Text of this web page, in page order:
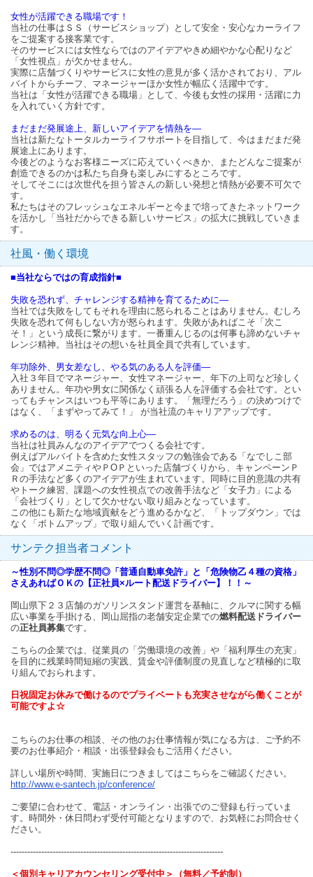
女性が活躍できる職場です！
当社の仕事はＳＳ（サービスショップ）として安全・安心なカーライフ
をご提案する接客業です。
そのサービスには女性ならではのアイデアやきめ細やかな心配りなど
「女性視点」が欠かせません。
実際に店舗づくりやサービスに女性の意見が多く活かされており、アル
バイトからチーフ、マネージャーほか女性が幅広く活躍中です。
当社は「女性が活躍できる職場」として、今後も女性の採用・活躍に力
を入れていく方針です。
まだまだ発展途上、新しいアイデアを情熱を―
当社は新たなトータルカーライフサポートを目指して、今はまだまだ発
展途上にあります。
今後どのようなお客様ニーズに応えていくべきか、またどんなご提案が
創造できるのかは私たち自身も楽しみにするところです。
そしてそこには次世代を担う皆さんの新しい発想と情熱が必要不可欠で
す。
私たちはそのフレッシュなエネルギーと今まで培ってきたネットワーク
を活かし「当社だからできる新しいサービス」の拡大に挑戦していきま
す。
社風・働く環境
■当社ならではの育成指針■
失敗を恐れず、チャレンジする精神を育てるために―
当社では失敗をしてもそれを理由に怒られることはありません。むしろ
失敗を恐れて何もしない方が怒られます。失敗があればこそ「次こ
そ！」という成長に繋がります。一番重んじるのは何事も諦めないチャ
レンジ精神。当社はその想いを社員全員で共有しています。
年功除外、男女差なし、やる気のある人を評価―
入社３年目でマネージャー、女性マネージャー、年下の上司など珍しく
ありません。年功や男女に関係なく頑張る人を評価する会社です。とい
ってもチャンスはいつも平等にあります。「無理だろう」の決めつけで
はなく、「まずやってみて！」 が当社流のキャリアアップです。
求めるのは、明るく元気な向上心―
当社は社員みんなのアイデアでつくる会社です。
例えばアルバイトを含めた女性スタッフの勉強会である「なでしこ部
会」ではアメニティやＰОＰといった店舗づくりから、キャンペーンＰ
Ｒの手法など多くのアイデアが生まれています。同時に目的意識の共有
やトーク練習、課題への女性視点での改善手法など「女子力」による
「会社づくり」として欠かせない取り組みとなっています。
この他にも新たな地域貢献をどう進めるかなど、「トップダウン」では
なく「ボトムアップ」で取り組んでいく計画です。
サンテク担当者コメント
～性別不問◎学歴不問◎「普通自動車免許」と「危険物乙４種の資格」
さえあればＯＫの【正社員×ルート配送ドライバー】！！～
岡山県下２３店舗のガソリンスタンド運営を基軸に、クルマに関する幅
広い事業を手掛ける、岡山屈指の老舗安定企業での燃料配送ドライバー
の正社員募集です。
こちらの企業では、従業員の「労働環境の改善」や「福利厚生の充実」
を目的に残業時間短縮の実践、賃金や評価制度の見直しなど積極的に取
り組んでおられます。
日祝固定お休みで働けるのでプライベートも充実させながら働くことが
可能ですよ☆
こちらのお仕事の相談、その他のお仕事情報が気になる方は、ご予約不
要のお仕事紹介・相談・出張登録会もご活用ください。
詳しい場所や時間、実施日につきましてはこちらをご確認ください。
http://www.e-santech.jp/conference/
ご要望に合わせて、電話・オンライン・出張でのご登録も行っていま
す。時間外・休日問わず受付可能となりますので、お気軽にお問合せく
ださい。
----------------------------------------------------------------------------
＜個別キャリアカウンセリング受付中＞（無料／予約制）